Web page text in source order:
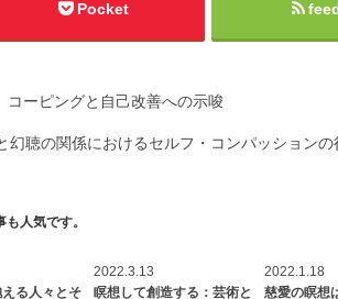
Pocket
コーピングと自己改善への示唆
幻聴の関係におけるセルフ・コンパッションの
人気です。
る人々とそ
2022.3.13
瞑想して創造する：芸術と
2022.1.18
慈愛の瞑想